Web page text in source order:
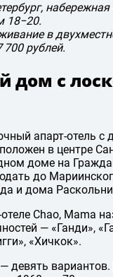
18−20.
в
рублей.
дом с
апарт-отель с
в центре
доме на
до
и дома
Chao, Mama
— «Ганди»,
«Хичкок».
девять